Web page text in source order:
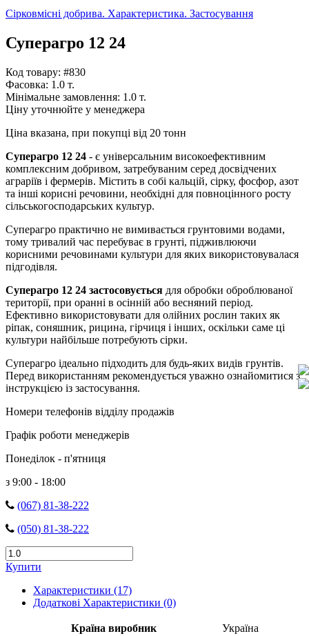
Сірковмісні добрива. Характеристика. Застосування
Суперагро 12 24
Код товару: #830
Фасовка: 1.0 т.
Мінімальне замовлення: 1.0 т.
Ціну уточнюйте у менеджера
Ціна вказана, при покупці від 20 тонн
Суперагро 12 24 - є універсальним високоефективним
комплексним добривом, затребуваним серед досвідчених
аграріїв і фермерів. Містить в собі кальцій, сірку, фосфор, азот
та інші корисні речовини, необхідні для повноцінного росту
сільськогосподарських культур.
Суперагро практично не вимивається грунтовими водами,
тому тривалий час перебуває в грунті, підживлюючи
корисними речовинами культури для яких використовувалася
підгодівля.
Суперагро 12 24 застосовується для обробки оброблюваної
території, при оранні в осінній або весняний період.
Ефективно використовувати для олійних рослин таких як
ріпак, соняшник, рицина, гірчиця і інших, оскільки саме ці
культури найбільше потребують сірки.
Суперагро ідеально підходить для будь-яких видів грунтів.
Перед використанням рекомендується уважно ознайомитися з
інструкцією із застосування.
Номери телефонів відділу продажів
Графік роботи менеджерів
Понеділок - п'ятниця
з 9:00 - 18:00
(067) 81-38-222
(050) 81-38-222
Купити
Характеристики (17)
Додаткові Характеристики (0)
Країна виробник
Україна